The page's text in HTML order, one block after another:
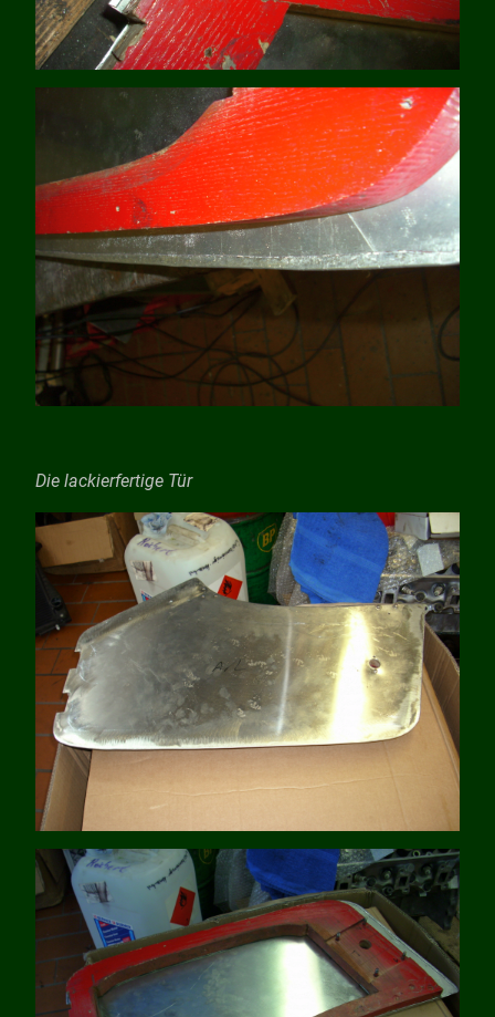
Die lackierfertige Tür